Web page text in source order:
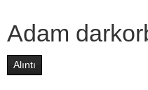
Adam
Alıntı